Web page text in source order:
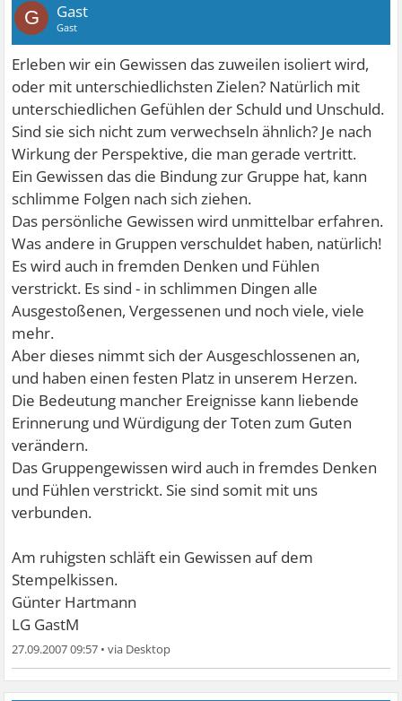
G Gast
Gast
Erleben wir ein Gewissen das zuweilen isoliert wird,
oder mit unterschiedlichsten Zielen? Natürlich mit
unterschiedlichen Gefühlen der Schuld und Unschuld.
Sind sie sich nicht zum verwechseln ähnlich? Je nach
Wirkung der Perspektive, die man gerade vertritt.
Ein Gewissen das die Bindung zur Gruppe hat, kann
schlimme Folgen nach sich ziehen.
Das persönliche Gewissen wird unmittelbar erfahren.
Was andere in Gruppen verschuldet haben, natürlich!
Es wird auch in fremden Denken und Fühlen
verstrickt. Es sind - in schlimmen Dingen alle
Ausgestoßenen, Vergessenen und noch viele, viele
mehr.
Aber dieses nimmt sich der Ausgeschlossenen an,
und haben einen festen Platz in unserem Herzen.
Die Bedeutung mancher Ereignisse kann liebende
Erinnerung und Würdigung der Toten zum Guten
verändern.
Das Gruppengewissen wird auch in fremdes Denken
und Fühlen verstrickt. Sie sind somit mit uns
verbunden.
Am ruhigsten schläft ein Gewissen auf dem
Stempelkissen.
Günter Hartmann
LG GastM
27.09.2007 09:57 •